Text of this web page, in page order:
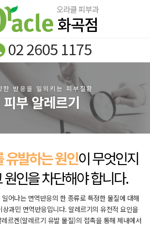
한 반응을 일의키는 피부질환
피부 알레르기
유발하는 원인이 무엇인지
원인을 차단해야 합니다.
어나는 면역반응의 한 종류로 특정한 물질에 대해
과민 면역반응입니다. 알레르기의 유전적 요인을
르겐(알레르기 유발 물질)의 접촉을 통해 체내에서